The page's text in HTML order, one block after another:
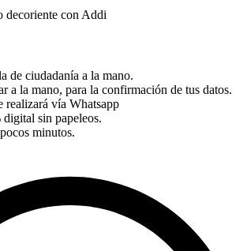
de ciudadanía a la mano.
a la mano, para la confirmación de tus datos.
realizará vía Whatsapp
sin papeleos.
minutos.